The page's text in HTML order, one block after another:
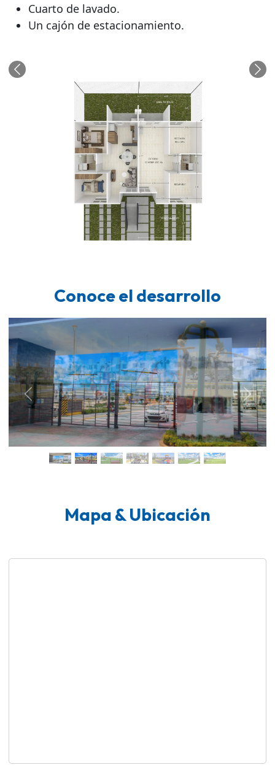
Cuarto de lavado.
Un cajón de estacionamiento.
Anterior
Conoce el desarrollo
Previous Next
Mapa & Ubicación